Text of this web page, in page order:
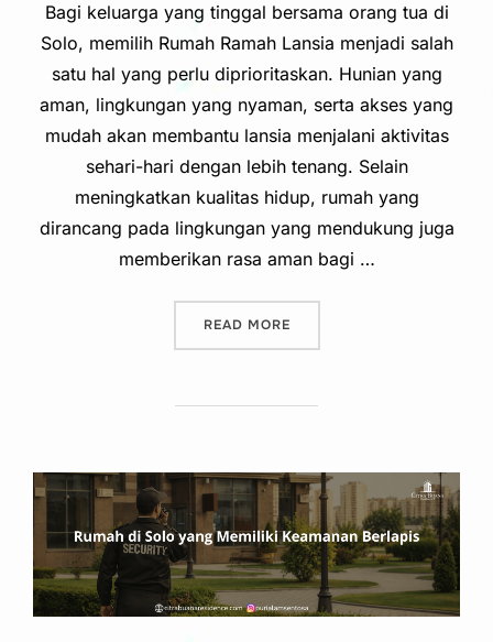
Bagi keluarga yang tinggal bersama orang tua di
Solo, memilih Rumah Ramah Lansia menjadi salah
satu hal yang perlu diprioritaskan. Hunian yang
aman, lingkungan yang nyaman, serta akses yang
mudah akan membantu lansia menjalani aktivitas
sehari-hari dengan lebih tenang. Selain
meningkatkan kualitas hidup, rumah yang
dirancang pada lingkungan yang mendukung juga
memberikan rasa aman bagi …
READ MORE“CARI RUMAH RAMAH